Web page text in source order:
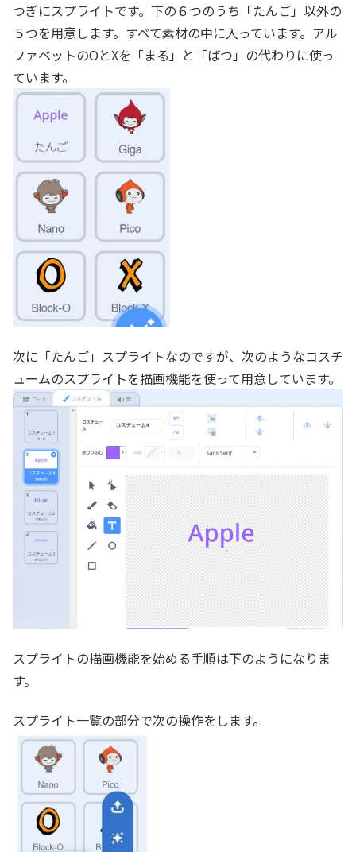
つぎにスプライトです。下の６つのうち「たんご」以外の
５つを用意します。すべて素材の中に入っています。アル
ファベットのOとXを「まる」と「ばつ」の代わりに使っ
ています。
次に「たんご」スプライトなのですが、次のようなコスチ
ュームのスプライトを描画機能を使って用意しています。
スプライトの描画機能を始める手順は下のようになりま
す。
スプライト一覧の部分で次の操作をします。